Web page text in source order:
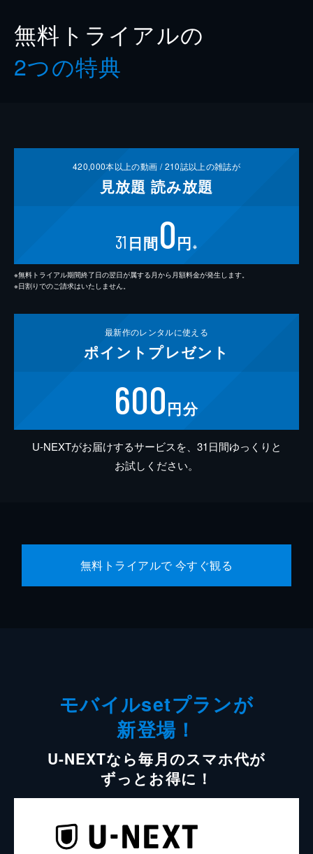
無料トライアルの
2つの特典
420,000本以上の動画 /210誌以上の雑誌が
見放題 読み放題
31 日間0円 ※
※無料トライアル期間終了日の翌日が属する月から月額料金が発生します。
※日割りでのご請求はいたしません。
最新作のレンタルに使える
ポイント プレゼント
600円分
U-NEXTがお届けするサービスを、31日間ゆっくりと
お試しください。
無料トライアルで 今すぐ観る
モバイルsetプランが
新登場！
U-NEXTなら毎月のスマホ代が
ずっとお得に！